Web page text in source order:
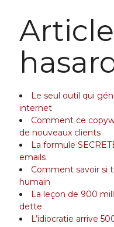
Le seul outil qui
internet
Comment ce
de nouveaux clients
La formule
emails
Comment savoir si
humain
La leçon de 900
dette
L’idiocratie arrive